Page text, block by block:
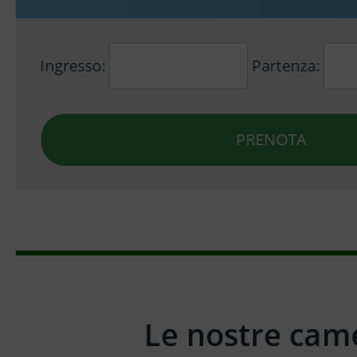
Ingresso: Partenza:
PRENOTA
Le nostre